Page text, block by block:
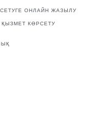
ОНЛАЙН ЖАЗЫЛУ
КӨРСЕТУ